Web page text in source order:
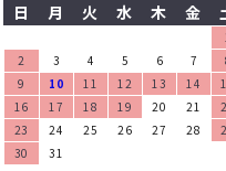
日
月 火 水 木 金
2
3 4 5 6 7
9
10 11 12 13 14
16
17 18 19 20 21
23
24 25 26 27 28
30
31